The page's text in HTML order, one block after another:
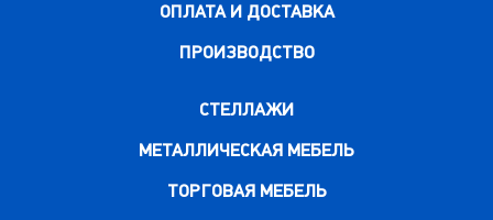
ОПЛАТА И ДОСТАВКА
ПРОИЗВОДСТВО
СТЕЛЛАЖИ
МЕТАЛЛИЧЕСКАЯ МЕБЕЛЬ
ТОРГОВАЯ МЕБЕЛЬ